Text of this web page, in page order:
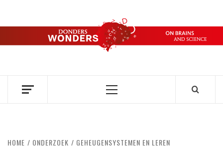
de
DONDERS
OVER HERSENEN EN WETENSCHAP // ON BRAINS AND
Primair
HOME ONDERZOEK GEHEUGENSYSTEMEN EN LEREN